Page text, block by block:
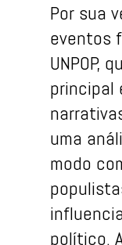
Por sua
eventos
UNPOP,
principal
uma
modo
político.